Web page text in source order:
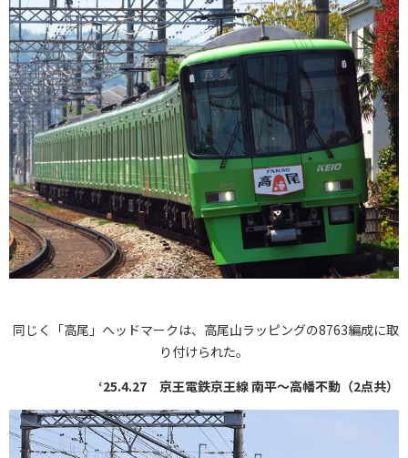
同じく「高尾」ヘッドマークは、高尾山ラッピングの8763編成に取
り付けられた。
‘25.4.27 京王電鉄京王線 南平～高幡不動（2点共）